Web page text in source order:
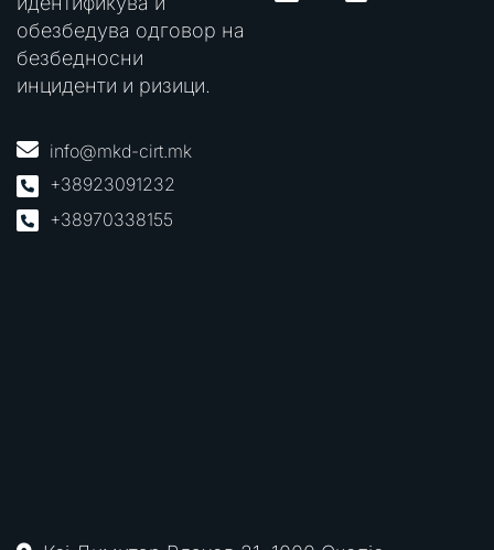
обезбедува одговор на
безбедносни
инциденти и ризици.
info@mkd-cirt.mk
+38923091232
+38970338155